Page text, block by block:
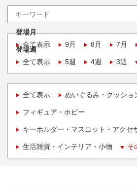
登場月
全て表示
9月 8月 7月
登場週
全て表示
5週 4週 3週
全て表示 ぬいぐるみ・クッショ
フィギュア・ホビー
キーホルダー・マスコット・アクセ
生活雑貨・インテリア・小物 そ